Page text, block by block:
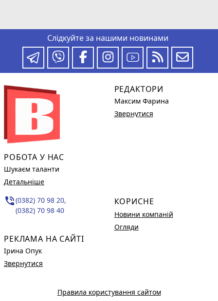
Слідкуйте за нашими новинами
РОБОТА У НАС
Шукаєм таланти
Детальніше
phone_in_talk(0382) 70 98 20,
(0382) 70 98 40
РЕКЛАМА НА САЙТІ
Ірина Опук
Звернутися
РЕДАКТОРИ
Максим Фарина
Звернутися
КОРИСНЕ
Новини компаній
Огляди
Правила користування сайтом